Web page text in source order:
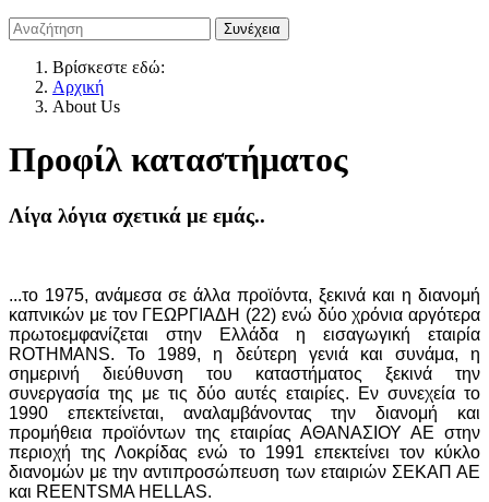
Βρίσκεστε εδώ:
Αρχική
About Us
Προφίλ καταστήματος
Λίγα λόγια σχετικά με εμάς..
...το 1975, ανάμεσα σε άλλα προϊόντα, ξεκινά και η διανομή
καπνικών με τον ΓΕΩΡΓΙΑΔΗ (22) ενώ δύο χρόνια αργότερα
πρωτοεμφανίζεται στην Ελλάδα η εισαγωγική εταιρία
ROTHMANS. To 1989, η δεύτερη γενιά και συνάμα, η
σημερινή διεύθυνση του καταστήματος ξεκινά την
συνεργασία της με τις δύο αυτές εταιρίες. Εν συνεχεία το
1990 επεκτείνεται, αναλαμβάνοντας την διανομή και
προμήθεια προϊόντων της εταιρίας ΑΘΑΝΑΣΙΟΥ ΑΕ στην
περιοχή της Λοκρίδας ενώ το 1991 επεκτείνει τον κύκλο
διανομών με την αντιπροσώπευση των εταιριών ΣΕΚΑΠ ΑΕ
και REENTSMA HELLAS.